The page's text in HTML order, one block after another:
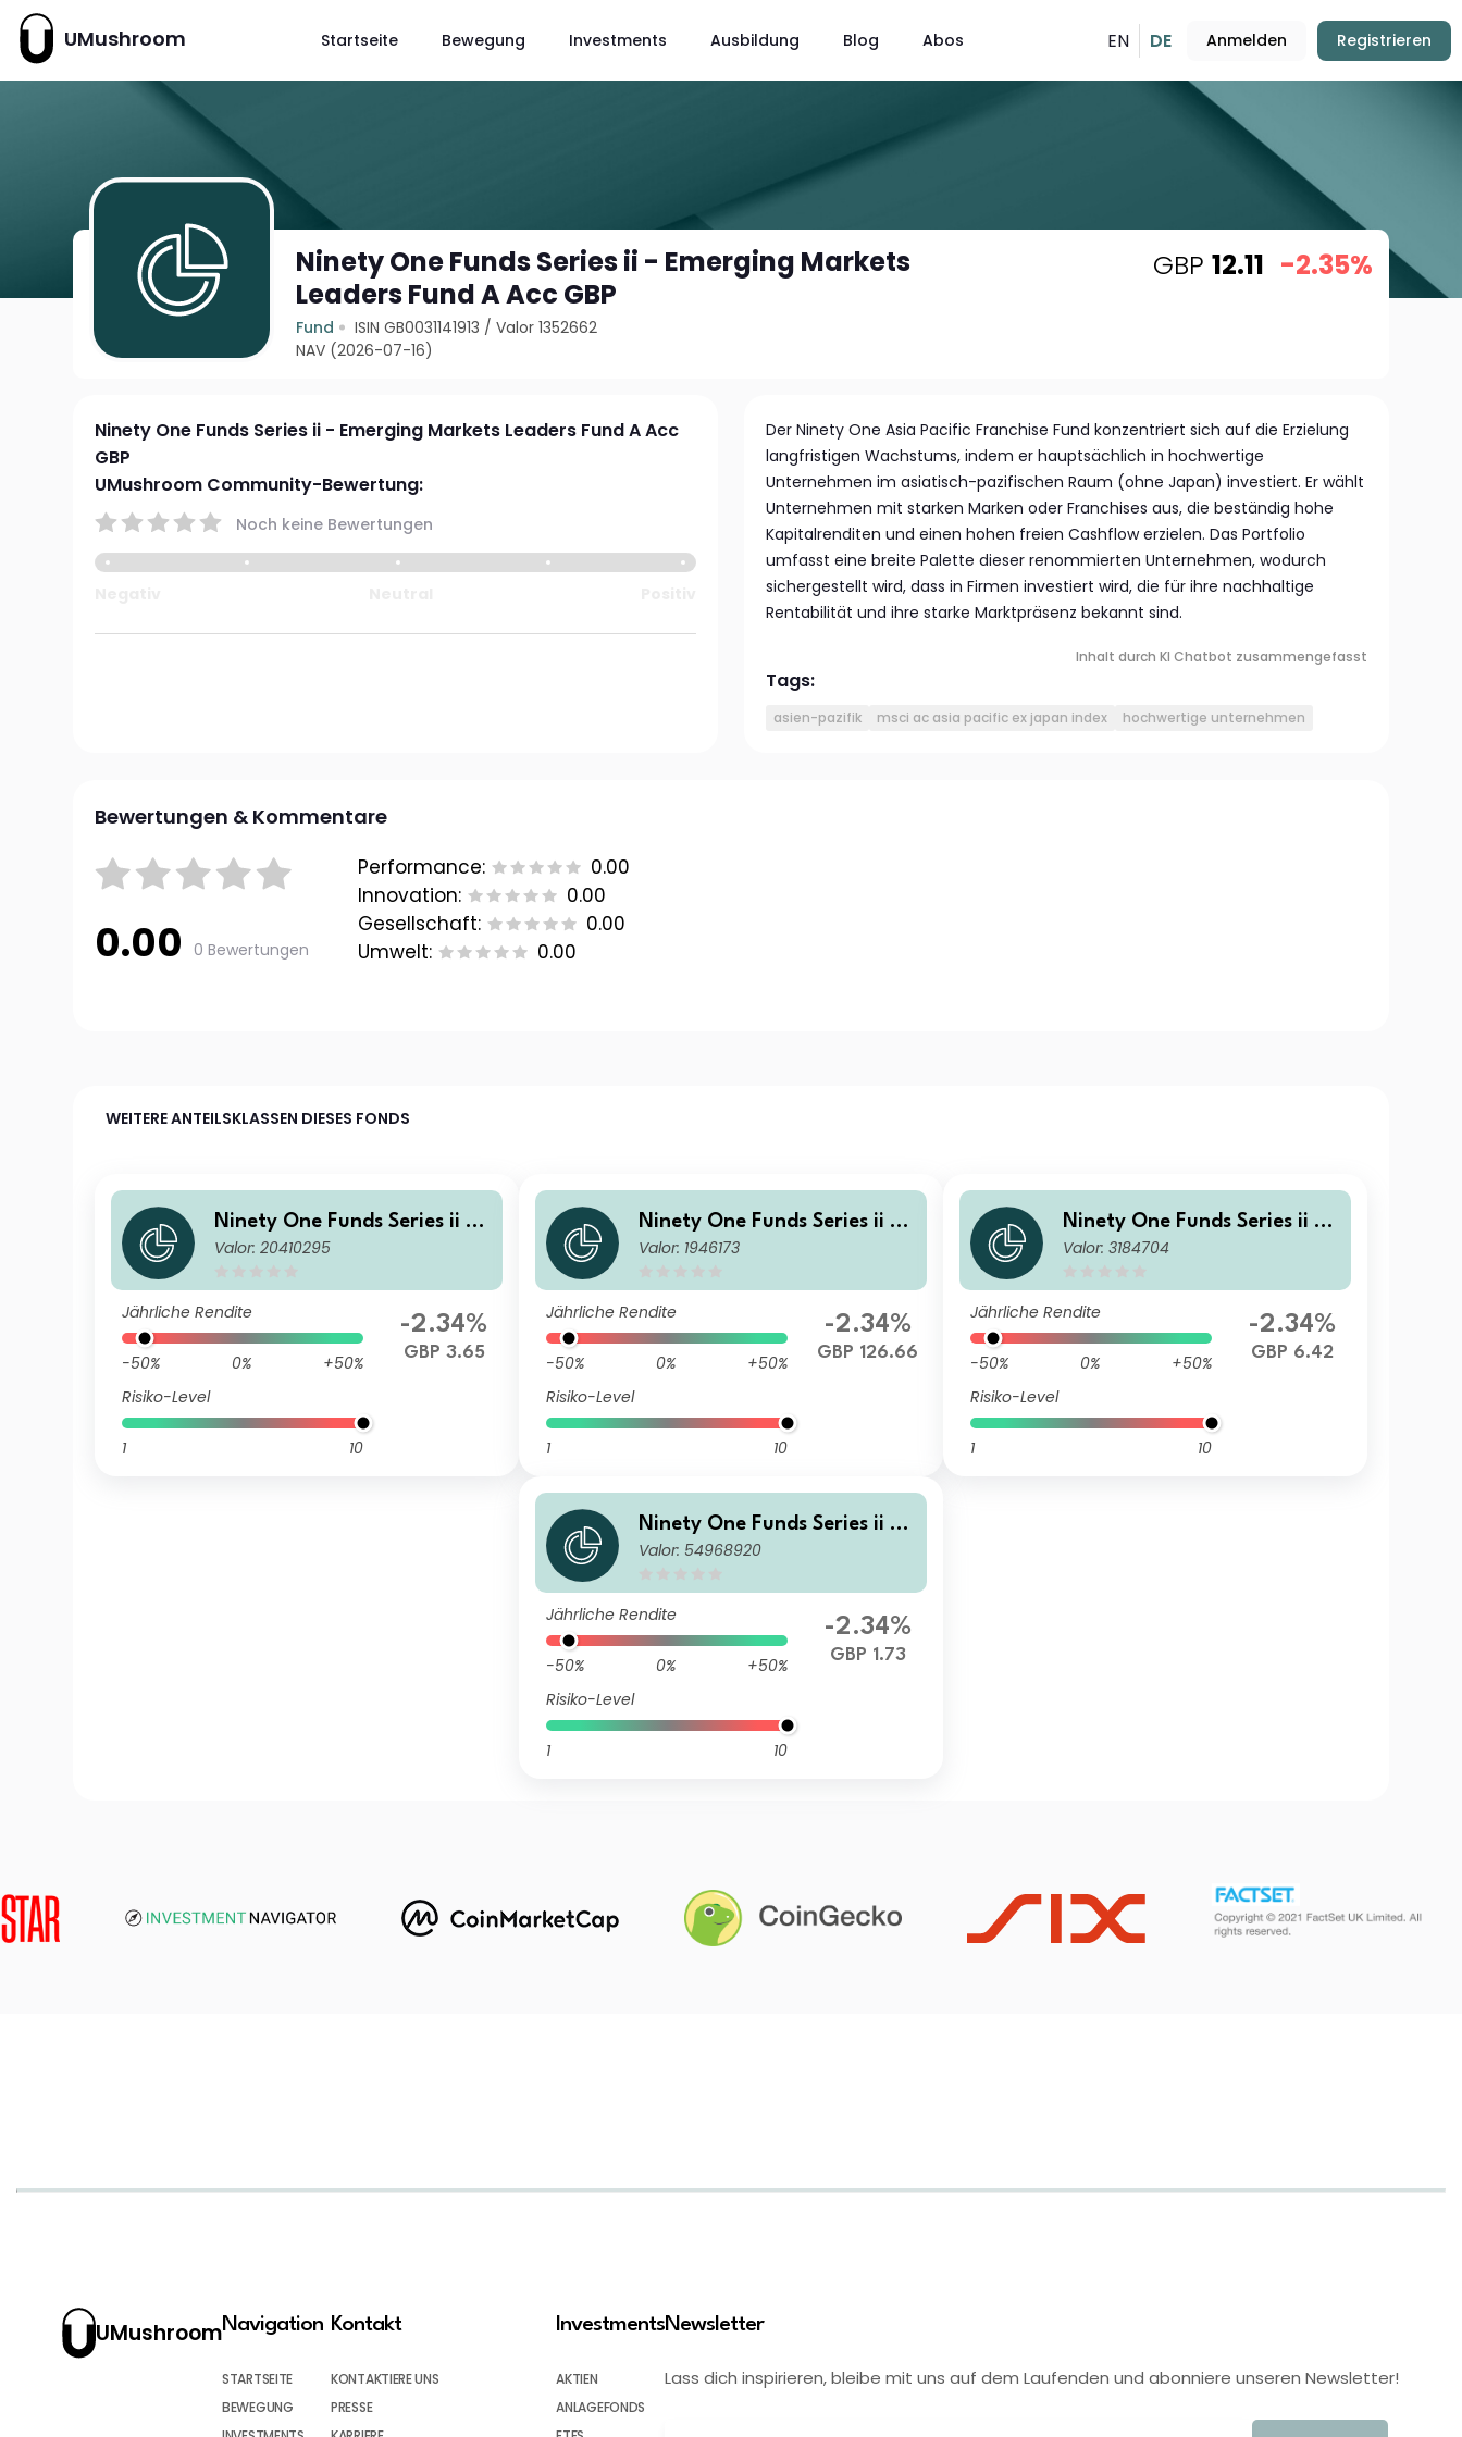
UMushroom Startseite Bewegung Investments Ausbildung Blog Abos EN DE Anmelden Registrieren
Ninety One Funds Series ii - Emerging Markets
Leaders Fund A Acc GBP
Fund ISIN GB0031141913 /Valor 1352662
NAV (2026-07-16)
GBP 12.11 -2.35%
Ninety One Funds Series ii - Emerging Markets Leaders Fund A Acc
GBP
UMushroom Community-Bewertung:
Noch keine Bewertungen
Der Ninety One Asia Pacific Franchise Fund konzentriert sich auf die Erzielung
langfristigen Wachstums, indem er hauptsächlich in hochwertige
Unternehmen im asiatisch-pazifischen Raum (ohne Japan) investiert. Er wählt
Unternehmen mit starken Marken oder Franchises aus, die beständig hohe
Kapitalrenditen und einen hohen freien Cashflow erzielen. Das Portfolio
umfasst eine breite Palette dieser renommierten Unternehmen, wodurch
sichergestellt wird, dass in Firmen investiert wird, die für ihre nachhaltige
Rentabilität und ihre starke Marktpräsenz bekannt sind.
Inhalt durch KI Chatbot zusammengefasst
Tags:
asien-pazifik msci ac asia pacific ex japan index hochwertige unternehmen
Bewertungen & Kommentare
0.00 0 Bewertungen
Performance:
0.00
Innovation:
0.00
Gesellschaft:
0.00
Umwelt:
0.00
WEITERE ANTEILSKLASSEN DIESES FONDS
Ninety One Funds Series ii - E
merging Markets Leaders Fu
Valor: 20410295
Jährliche Rendite
-50% 0%
+50%
Risiko-Level
1 10
-2.34%
GBP 3.65
Ninety One Funds Series ii - E
merging Markets Leaders Fu
Valor: 1946173
Jährliche Rendite
-50% 0%
+50%
Risiko-Level
1 10
-2.34%
GBP 126.66
Ninety One Funds Series ii - E
merging Markets Leaders Fu
Valor: 3184704
Jährliche Rendite
-50% 0%
+50%
Risiko-Level
1 10
-2.34%
GBP 6.42
Ninety One Funds Series ii - E
merging Markets Leaders Fu
Valor: 54968920
Jährliche Rendite
-50% 0%
+50%
Risiko-Level
1 10
-2.34%
GBP 1.73
UMushroomNavigation
STARTSEITE
BEWEGUNG
Kontakt
KONTAKTIERE UNS
PRESSE
Investments
AKTIEN
ANLAGEFONDS
Newsletter
Lass dich inspirieren, bleibe mit uns auf dem Laufenden und abonniere unseren Newsletter!